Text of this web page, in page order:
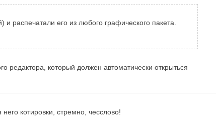
распечатали его из любого графического пакета.
редактора, который должен автоматически открыться
него котировки, стремно, чесслово!